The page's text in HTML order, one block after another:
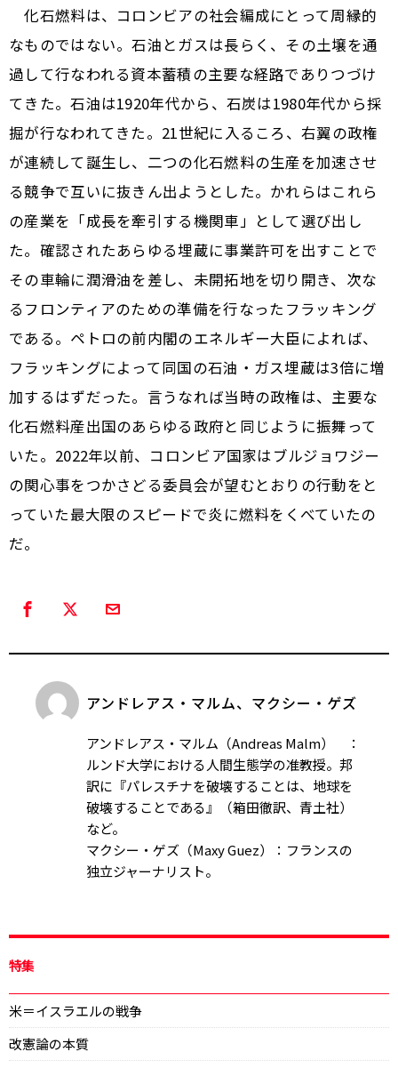
化石燃料は、コロンビアの社会編成にとって周縁的
なものではない。石油とガスは長らく、その土壌を通
過して行なわれる資本蓄積の主要な経路でありつづけ
てきた。石油は1920年代から、石炭は1980年代から採
掘が行なわれてきた。21世紀に入るころ、右翼の政権
が連続して誕生し、二つの化石燃料の生産を加速させ
る競争で互いに抜きん出ようとした。かれらはこれら
の産業を「成長を牽引する機関車」として選び出し
た。確認されたあらゆる埋蔵に事業許可を出すことで
その車輪に潤滑油を差し、未開拓地を切り開き、次な
るフロンティアのための準備を行なった――フラッキング
である。ペトロの前内閣のエネルギー大臣によれば、
フラッキングによって同国の石油・ガス埋蔵は3倍に増
加するはずだった。言うなれば当時の政権は、主要な
化石燃料産出国のあらゆる政府と同じように振舞って
いた。2022年以前、コロンビア国家はブルジョワジー
の関心事をつかさどる委員会が望むとおりの行動をと
っていた――最大限のスピードで炎に燃料をくべていたの
だ。
アンドレアス・マルム、マクシー・ゲズ
アンドレアス・マルム（Andreas Malm） ：
ルンド大学における人間生態学の准教授。邦
訳に『パレスチナを破壊することは、地球を
破壊することである』（箱田徹訳、青土社）
など。
マクシー・ゲズ（Maxy Guez）：フランスの
独立ジャーナリスト。
特集
米＝イスラエルの戦争
改憲論の本質